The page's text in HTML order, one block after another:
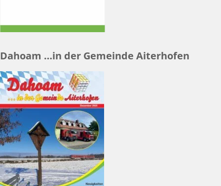
Dahoam …in der Gemeinde Aiterhofen